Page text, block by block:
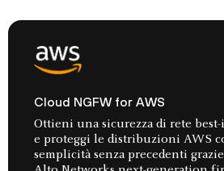
Cloud NGFW for AWS
Ottieni una sicurezza di rete best-
e proteggi le distribuzioni AWS
semplicità senza precedenti